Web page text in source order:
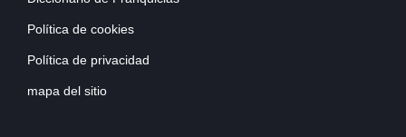
Política de cookies
Política de privacidad
mapa del sitio